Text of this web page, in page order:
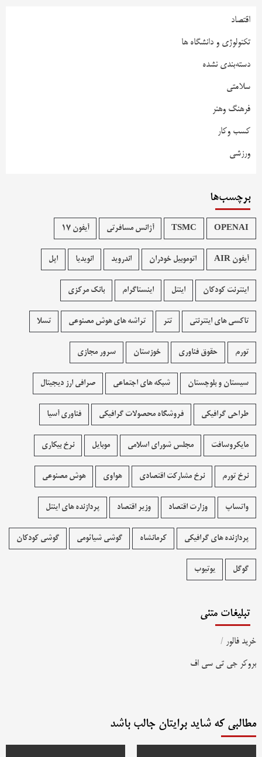
اقتصاد
تکنولوژی و دانشگاه ها
دسته‌بندی نشده
سلامتی
فرهنگ وهنر
کسب وکار
ورزشی
برچسب‌ها
OPENAI
TSMC آژانس مسافرتی آیفون 17
آیفون AIR اتوموبیل خودران اندروید انویدیا اپل
اینترنت کودکان اینتل اینستاگرام بانک مرکزی
تاکسی های اینترنتی تتر تراشه های هوش مصنوعی تسلا
تورم حقوق فناوری خوزستان سرور مجازی
سیستان و بلوچستان شبکه های اجتماعی صرافی ارز دیجیتال
طراحی گرافیکی فروشگاه محصولات گرافيکی فناوری آسیا
مایکروسافت مجلس شورای اسلامی موبایل نرخ بیکاری
نرخ تورم نرخ مشارکت اقتصادی هواوی هوش مصنوعی
واتساپ وزارت اقتصاد وزیر اقتصاد پردازنده های اینتل
پردازنده های گرافیکی کرمانشاه گوشی شیائومی گوشی کودکان
گوگل یوتیوب
تبلیغات متنی
خرید فالور /
بروکر جی تی سی اف
مطالبی که شاید برایتان جالب باشد